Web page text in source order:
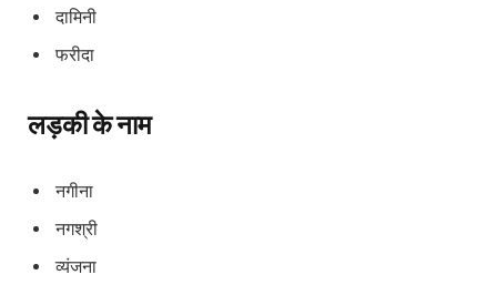
दामिनी
फरीदा
लड़की के नाम
नगीना
नगश्री
व्यंजना